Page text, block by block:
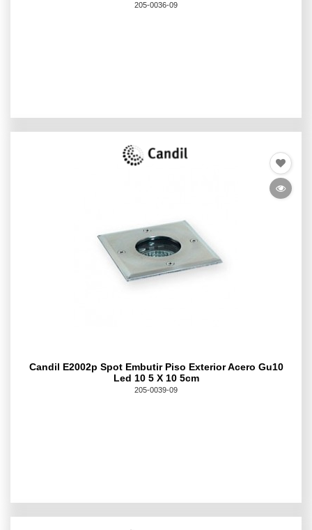
205-0036-09
Candil E2002p Spot Embutir Piso Exterior Acero Gu10
Led 10 5 X 10 5cm
205-0039-09